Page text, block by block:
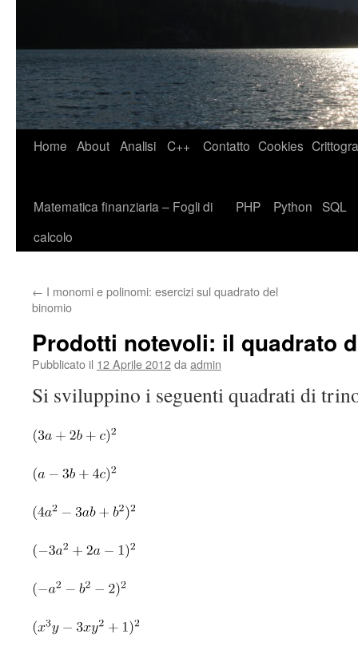
Home About Analisi C++ Contatto Cookies
Matematica finanziaria – Fogli di
calcolo
PHP Python SQL
← I monomi e polinomi: esercizi sul quadrato del
binomio
Prodotti notevoli: il quadrato
Pubblicato il 12 Aprile 2012da admin
Si sviluppino i seguenti quadrati di